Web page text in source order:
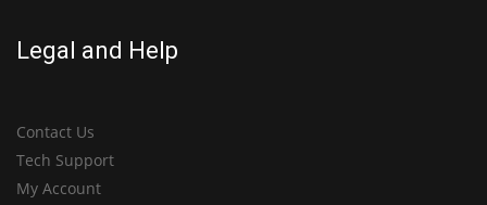
Legal and Help
Contact Us
Tech Support
My Account